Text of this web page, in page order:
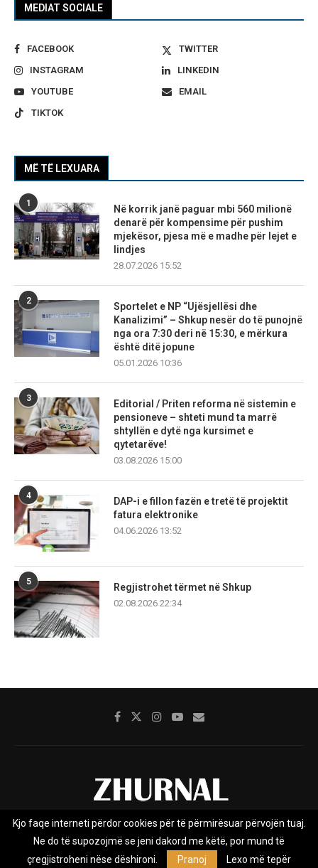
MEDIAT SOCIALE
FACEBOOK
TWITTER
INSTAGRAM
LINKEDIN
YOUTUBE
EMAIL
TIKTOK
MË TË LEXUARA
1
Në korrik janë paguar mbi 560 milionë
denarë për kompensime për pushim
mjekësor, pjesa më e madhe për lejet e
lindjes
28.07.2026 15:52
2
Sportelet e NP “Ujësjellësi dhe
Kanalizimi” – Shkup nesër do të punojnë
nga ora 7:30 deri në 15:30, e mërkura
është ditë jopune
05.01.2026 10:36
3
Editorial / Priten reforma në sistemin e
pensioneve – shteti mund ta marrë
shtyllën e dytë nga kursimet e
qytetarëve!
03.08.2026 15:00
4
DAP-i e fillon fazën e tretë të projektit
fatura elektronike
04.06.2026 13:52
5
Regjistrohet tërmet në Shkup
02.08.2026 22:34
Rreth nesh Impresumi Marketing
Privacy Policy
Kjo faqe interneti përdor cookies për të përmirësuar përvojën tuaj.
Ne do të supozojmë se jeni dakord me këtë, por mund të
çregjistroheni nëse dëshironi.
Pranoj Lexo më tepër